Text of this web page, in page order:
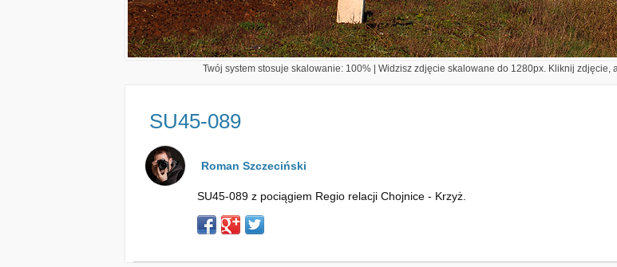
Twój system stosuje skalowanie: 100% | Widzisz zdjęcie skalowane do 1280px. Kliknij
SU45-089
Roman Szczeciński
SU45-089 z pociągiem Regio relacji Chojnice - Krzyż.